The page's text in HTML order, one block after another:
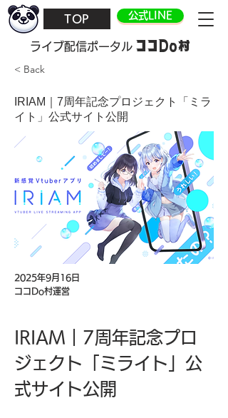
TOP 公式LINE
​ライブ配信ポータル ココDo村
< Back
IRIAM｜7周年記念プロジェクト「ミラ
イト」公式サイト公開
2025年9月16日
ココDo村運営
IRIAM｜7周年記念プロ
ジェクト「ミライト」公
式サイト公開